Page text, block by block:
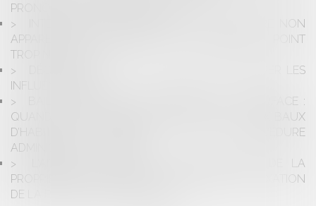
PRONONCER SUR UNE SANCTION
INTERPRÉTATION EXTENSIVE DU CARACTÈRE NON
APPARENT DU DÉSORDRE À LA RÉCEPTION : POINT
TROP N'EN FAUT !
DÉCRYPTAGE DE LA LOI VISANT À ENCADRER LES
INFLUENCEURS
BAIL D'HABITATION ET ERREUR SUR LA SURFACE :
QUAND LA PROCÉDURE CIVILE SPÉCIFIQUE AUX BAUX
D’HABITATION S’INSPIRE DE LA PROCÉDURE
ADMINISTRATIVE, EN PIRE
L'ARTICLE L 2125-3 DU CODE GÉNÉRAL DE LA
PROPRIÉTÉ DES PERSONNES PUBLIQUES : LA FIXATION
DE LA REDEVANCE DOMANIALE